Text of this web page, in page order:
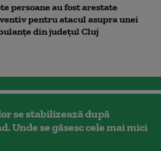
persoane au fost arestate
pentru atacul asupra unei
din județul Cluj
se stabilizează după
Unde se găsesc cele mai mici